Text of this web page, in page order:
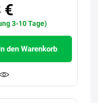
€
3-10 Tage)
den Warenkorb